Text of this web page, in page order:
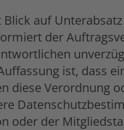
Blick auf
der
ist, dass
diese Verordnung
oder der